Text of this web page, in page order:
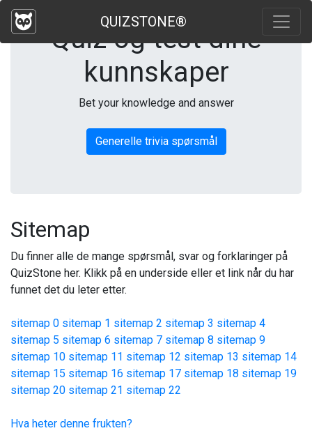
QUIZSTONE®
Quiz og test dine
kunnskaper
Bet your knowledge and answer
Generelle trivia spørsmål
Sitemap
Du finner alle de mange spørsmål, svar og forklaringer på
QuizStone her. Klikk på en underside eller et link når du har
funnet det du leter etter.
sitemap 0 sitemap 1 sitemap 2 sitemap 3 sitemap 4
sitemap 5 sitemap 6 sitemap 7 sitemap 8 sitemap 9
sitemap 10 sitemap 11 sitemap 12 sitemap 13 sitemap 14
sitemap 15 sitemap 16 sitemap 17 sitemap 18 sitemap 19
sitemap 20 sitemap 21 sitemap 22
Hva heter denne frukten?